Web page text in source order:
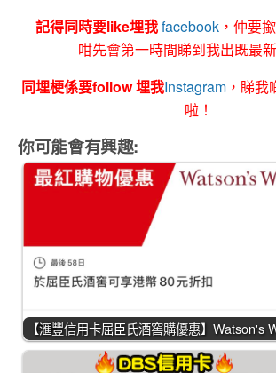
記得同時要like埋我facebook ，仲要
咁先會第一時間睇到我出既最
同埋梗係要follow 埋我Instagram ，睇
啦！
你可能會有興趣:
【滙豐信用卡屈臣氏酒窖購優惠】Watson's